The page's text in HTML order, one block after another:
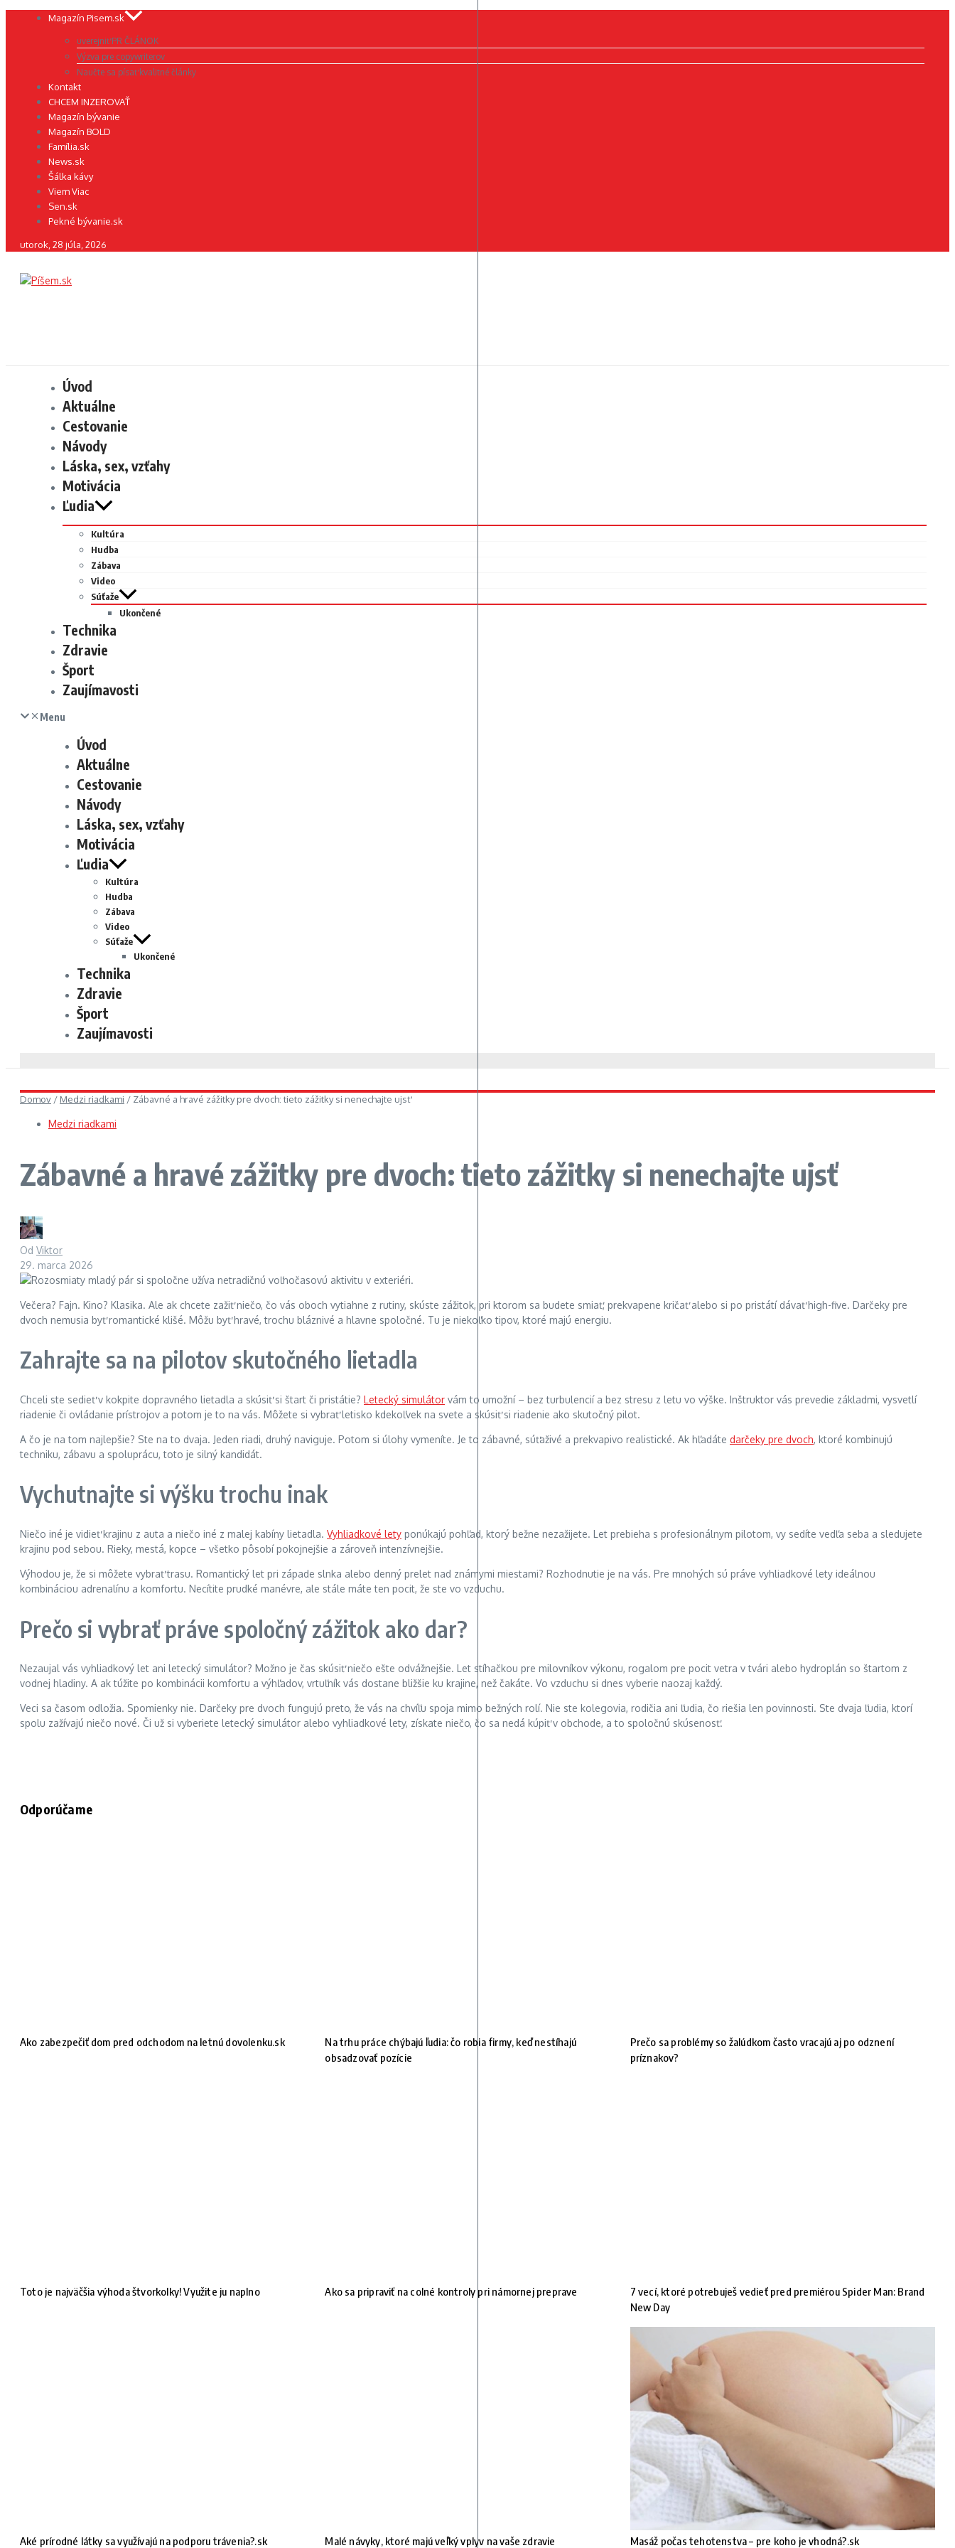
Preskočiť Magazín Pisem.sk
uverejniť PR ČLÁNOK
Výzva pre copywriterov
Naučte sa písať kvalitné články
Kontakt
CHCEM INZEROVAŤ
Magazín bývanie
Magazín BOLD
Família.sk
News.sk
Šálka kávy
Viem Viac
Sen.sk
Pekné bývanie.sk
utorok, 28 júla, 2026
Úvod
Aktuálne
Cestovanie
Návody
Láska, sex, vzťahy
Motivácia
Ľudia
Kultúra
Hudba
Zábava
Video
Súťaže
Ukončené
Technika
Zdravie
Šport
Zaujímavosti
Menu
Úvod
Aktuálne
Cestovanie
Návody
Láska, sex, vzťahy
Motivácia
Ľudia
Kultúra
Hudba
Zábava
Video
Súťaže
Ukončené
Technika
Zdravie
Šport
Zaujímavosti
Domov / Medzi riadkami / Zábavné a hravé zážitky pre dvoch: tieto zážitky si nenechajte ujsť
Medzi riadkami
Zábavné a hravé zážitky pre dvoch: tieto zážitky si nenechajte ujsť
Od Viktor
29. marca 2026
Večera? Fajn. Kino? Klasika. Ale ak chcete zažiť niečo, čo vás oboch vytiahne z rutiny, skúste zážitok, pri ktorom sa budete smiať, prekvapene kričať alebo si po pristátí dávať high-five. Darčeky pre
dvoch nemusia byť romantické klišé. Môžu byť hravé, trochu bláznivé a hlavne spoločné. Tu je niekoľko tipov, ktoré majú energiu.
Zahrajte sa na pilotov skutočného lietadla
Chceli ste sedieť v kokpite dopravného lietadla a skúsiť si štart či pristátie? Letecký simulátor vám to umožní – bez turbulencií a bez stresu z letu vo výške. Inštruktor vás prevedie základmi, vysvetlí
riadenie či ovládanie prístrojov a potom je to na vás. Môžete si vybrať letisko kdekoľvek na svete a skúsiť si riadenie ako skutočný pilot.
A čo je na tom najlepšie? Ste na to dvaja. Jeden riadi, druhý naviguje. Potom si úlohy vymeníte. Je to zábavné, súťaživé a prekvapivo realistické. Ak hľadáte darčeky pre dvoch, ktoré kombinujú
techniku, zábavu a spoluprácu, toto je silný kandidát.
Vychutnajte si výšku trochu inak
Niečo iné je vidieť krajinu z auta a niečo iné z malej kabíny lietadla. Vyhliadkové lety ponúkajú pohľad, ktorý bežne nezažijete. Let prebieha s profesionálnym pilotom, vy sedíte vedľa seba a sledujete
krajinu pod sebou. Rieky, mestá, kopce – všetko pôsobí pokojnejšie a zároveň intenzívnejšie.
Výhodou je, že si môžete vybrať trasu. Romantický let pri západe slnka alebo denný prelet nad známymi miestami? Rozhodnutie je na vás. Pre mnohých sú práve vyhliadkové lety ideálnou
kombináciou adrenalínu a komfortu. Necítite prudké manévre, ale stále máte ten pocit, že ste vo vzduchu.
Prečo si vybrať práve spoločný zážitok ako dar?
Nezaujal vás vyhliadkový let ani letecký simulátor? Možno je čas skúsiť niečo ešte odvážnejšie. Let stíhačkou pre milovníkov výkonu, rogalom pre pocit vetra v tvári alebo hydroplán so štartom z
vodnej hladiny. A ak túžite po kombinácii komfortu a výhľadov, vrtuľník vás dostane bližšie ku krajine, než čakáte. Vo vzduchu si dnes vyberie naozaj každý.
Veci sa časom odložia. Spomienky nie. Darčeky pre dvoch fungujú preto, že vás na chvíľu spoja mimo bežných rolí. Nie ste kolegovia, rodičia ani ľudia, čo riešia len povinnosti. Ste dvaja ľudia, ktorí
spolu zažívajú niečo nové. Či už si vyberiete letecký simulátor alebo vyhliadkové lety, získate niečo, čo sa nedá kúpiť v obchode, a to spoločnú skúsenosť.
Odporúčame
Ako zabezpečiť dom pred odchodom na letnú dovolenku.sk
Na trhu práce chýbajú ľudia: čo robia firmy, keď nestíhajú
obsadzovať pozície
Prečo sa problémy so žalúdkom často vracajú aj po odznení
príznakov?
Toto je najväčšia výhoda štvorkolky! Využite ju naplno Ako sa pripraviť na colné kontroly pri námornej preprave
7 vecí, ktoré potrebuješ vedieť pred premiérou Spider Man: Brand
New Day
Aké prírodné látky sa využívajú na podporu trávenia?.sk Malé návyky, ktoré majú veľký vplyv na vaše zdravie Masáž počas tehotenstva – pre koho je vhodná?.sk